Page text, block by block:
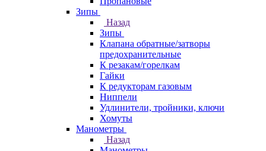
Зипы
Назад
Зипы
Клапана обратные/затворы
предохранительные
К резакам/горелкам
Гайки
К редукторам газовым
Ниппели
Удлинители, тройники, ключи
Хомуты
Манометры
Назад